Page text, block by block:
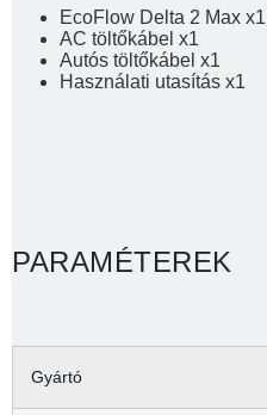
EcoFlow Delta 2 Max x1
AC töltőkábel x1
Autós töltőkábel x1
Használati utasítás x1
PARAMÉTEREK
Gyártó